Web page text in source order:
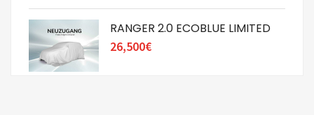
RANGER 2.0 ECOBLUE LIMITED
26,500€